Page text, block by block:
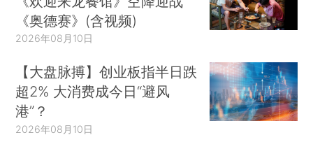
《奥德赛》(含视频)
2026年08月10日
【大盘脉搏】创业板指半日跌
超2% 大消费成今日“避风
港”？
2026年08月10日